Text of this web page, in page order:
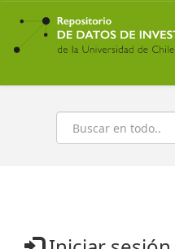
Ir
contenido
principal
Buscar